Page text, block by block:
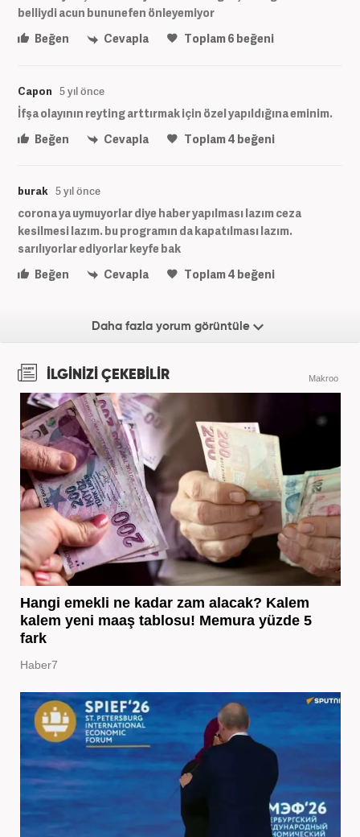
belliydi acun bununefen önleyemiyor
Beğen
Cevapla Toplam6 beğeni
Capon 5 yıl önce
İfşa olayının reyting arttırmak için özel yapıldığına eminim.
Beğen
Cevapla Toplam4 beğeni
burak 5 yıl önce
corona ya uymuyorlar diye haber yapılması lazım ceza
kesilmesi lazım. bu programın da kapatılması lazım.
sarılıyorlar ediyorlar keyfe bak
Beğen
Cevapla Toplam4 beğeni
Daha fazla yorum görüntüle
İLGİNİZİ ÇEKEBİLİR Makroo
Hangi emekli ne kadar zam alacak? Kalem
kalem yeni maaş tablosu! Memura yüzde 5
fark
Haber7